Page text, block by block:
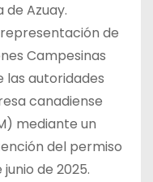
de Azuay.
de
Campesinas
las autoridades
canadiense
mediante un
del permiso
de 2025.